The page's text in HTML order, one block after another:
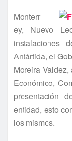
Monterr
ey, Nuevo
instalaciones
Antártida, el
Moreira
Económico,
presentación
entidad, esto
los mismos.